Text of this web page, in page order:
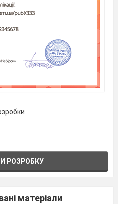
РОЗРОБКУ
матеріали